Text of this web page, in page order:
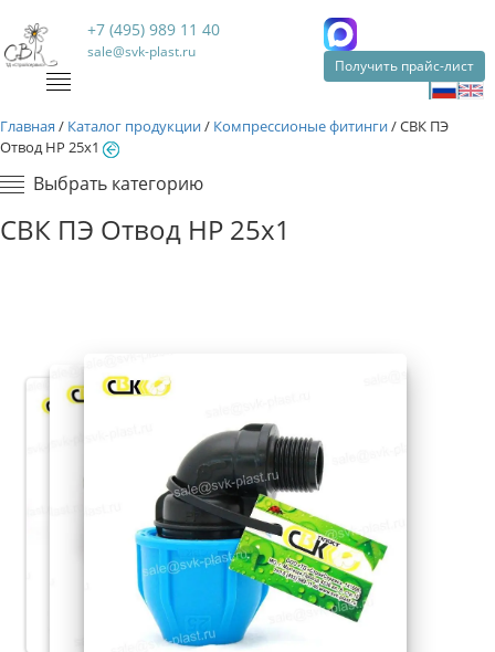
+7 (495) 989 11 40
sale@svk-plast.ru
Получить прайс-лист
Главная / Каталог продукции/ Компрессионые фитинги/СВК ПЭ
Отвод НР 25х1
Выбрать категорию
СВК ПЭ Отвод НР 25х1